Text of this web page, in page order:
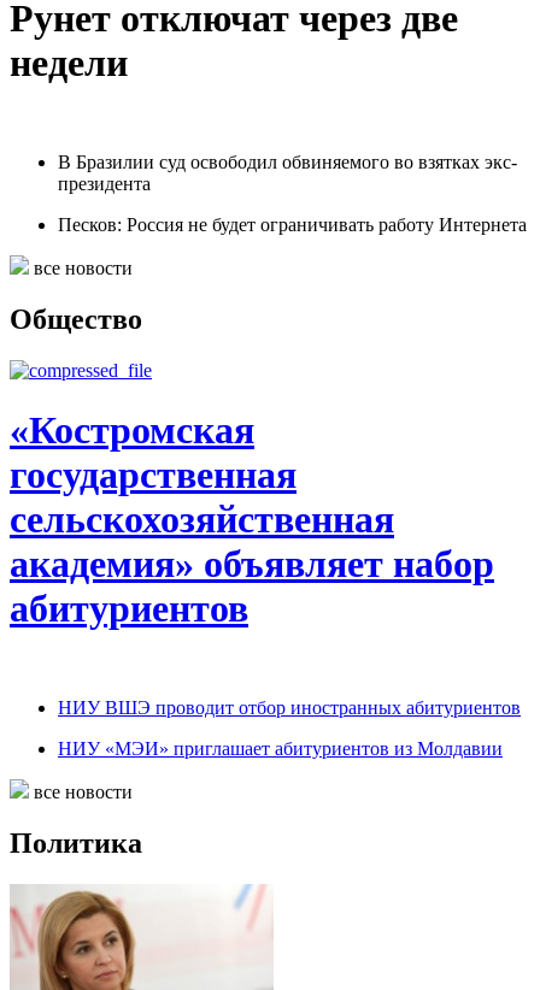
Рунет отключат через две
недели
В Бразилии суд освободил обвиняемого во взятках экс-
президента
Песков: Россия не будет ограничивать работу Интернета
все новости
Общество
«Костромская
государственная
сельскохозяйственная
академия» объявляет набор
абитуриентов
НИУ ВШЭ проводит отбор иностранных абитуриентов
НИУ «МЭИ» приглашает абитуриентов из Молдавии
все новости
Политика